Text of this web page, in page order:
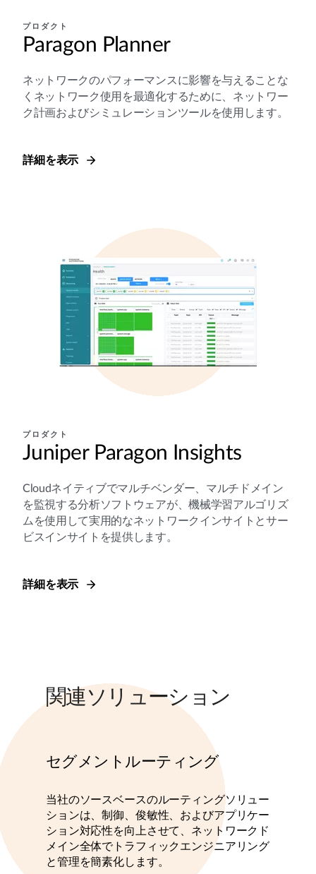
プロダクト
Paragon Planner
ネットワークのパフォーマンスに影響を与えることな
くネットワーク使用を最適化するために、ネットワー
ク計画およびシミュレーションツールを使用します。
詳細を表示
プロダクト
Juniper Paragon Insights
Cloudネイティブでマルチベンダー、マルチドメイン
を監視する分析ソフトウェアが、機械学習アルゴリズ
ムを使用して実用的なネットワークインサイトとサー
ビスインサイトを提供します。
詳細を表示
関連ソリューション
セグメントルーティング
当社のソースベースのルーティングソリュー
ションは、制御、俊敏性、およびアプリケー
ション対応性を向上させて、ネットワークド
メイン全体でトラフィックエンジニアリング
と管理を簡素化します。